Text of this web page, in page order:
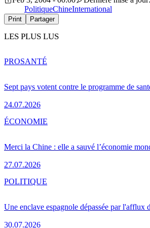
PolitiqueChineInternational
Print Partager
LES PLUS LUS
Sept pays votent contre le programme de
24.07.2026
PROSANTÉ
Merci la Chine : elle a sauvé l’économie
27.07.2026
ÉCONOMIE
Une enclave espagnole dépassée par l'afflux
30.07.2026
POLITIQUE